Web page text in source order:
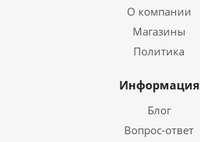
О компании
Магазины
Политика
Информация
Блог
Вопрос-ответ